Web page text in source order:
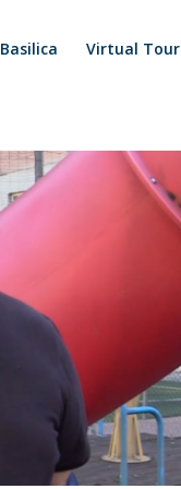
Basilica Virtual Tour